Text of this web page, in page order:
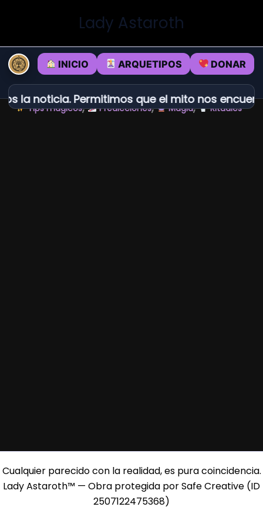
Lady Astaroth
INICIO ARQUETIPOS DONAR
la noticia. Permitimos que el mito nos
Tips mágicos, Predicciones, Magia, Rituales
Cualquier parecido con la realidad, es pura coincidencia.
Lady Astaroth™ — Obra protegida por Safe Creative (ID
2507122475368)